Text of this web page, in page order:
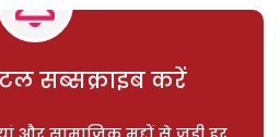
सब्सक्राइब करें